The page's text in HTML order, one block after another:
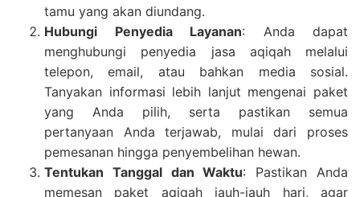
tamu yang akan diundang.
Hubungi Penyedia Layanan: Anda dapat
menghubungi penyedia jasa aqiqah melalui
telepon, email, atau bahkan media sosial.
Tanyakan informasi lebih lanjut mengenai paket
yang Anda pilih, serta pastikan semua
pertanyaan Anda terjawab, mulai dari proses
pemesanan hingga penyembelihan hewan.
Tentukan Tanggal dan Waktu: Pastikan Anda
memesan paket aqiqah jauh-jauh hari, agar